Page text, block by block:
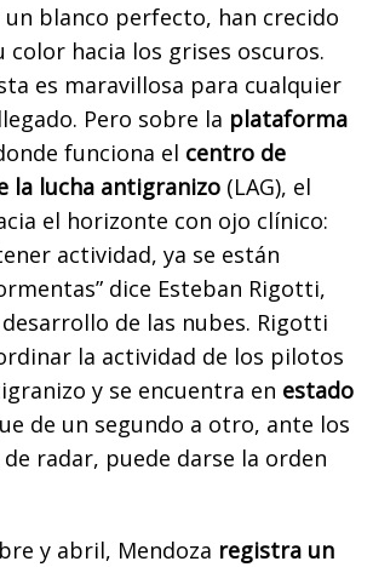
un blanco perfecto, han crecido
color hacia los grises oscuros.
es maravillosa para cualquier
Pero sobre la plataforma
funciona el centro de
la lucha antigranizo (LAG), el
el horizonte con ojo clínico:
actividad, ya se están
dice Esteban Rigotti,
de las nubes. Rigotti
la actividad de los pilotos
y se encuentra en estado
de un segundo a otro, ante los
radar, puede darse la orden
y abril, Mendoza registra un